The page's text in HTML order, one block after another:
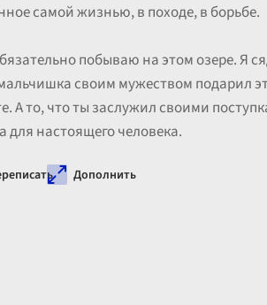
самой жизнью, в походе, в борьбе.
побываю на этом озере. Я
своим мужеством подарил
А то, что ты заслужил своими
для настоящего человека.
Дополнить